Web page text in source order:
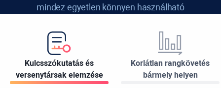
mindez egyetlen könnyen használható
Töltse le INGYENESEN
Kulcsszókutatás és
versenytársak elemzése
Korlátlan rangkövetés
bármely helyen